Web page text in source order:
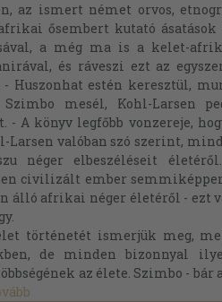
az ismert német orvos,
ősembert kutató
a még ma is a kelet-
és ráveszi ezt az
Huszonhat estén keresztül,
mesél, Kohl-Larsen
- A könyv legfőbb vonzereje,
Larsen valóban szó szerint,
néger elbeszéléseit
civilizált ember
álló afrikai néger életéről - ezt
történetét ismerjük meg,
de minden bizonnyal
az élete. Szimbo -